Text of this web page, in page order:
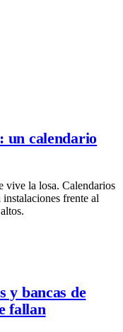
un calendario
vive la losa. Calendarios
frente al
y bancas de
fallan